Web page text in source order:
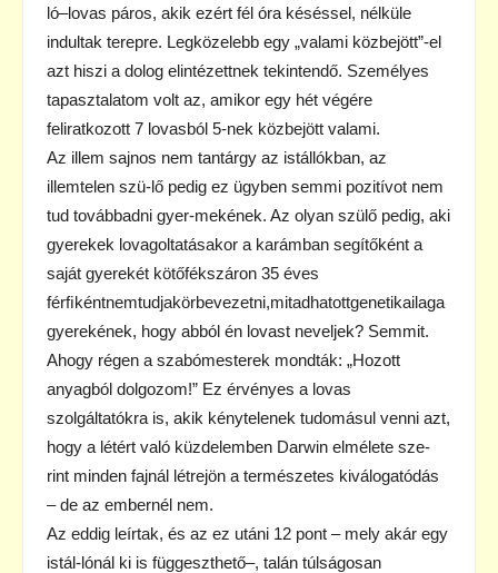
ló–lovas páros, akik ezért fél óra késéssel, nélküle
indultak terepre. Legközelebb egy „valami közbejött”-el
azt hiszi a dolog elintézettnek tekintendő. Személyes
tapasztalatom volt az, amikor egy hét végére
feliratkozott 7 lovasból 5-nek közbejött valami.
Az illem sajnos nem tantárgy az istállókban, az
illemtelen szü-lő pedig ez ügyben semmi pozitívot nem
tud továbbadni gyer-mekének. Az olyan szülő pedig, aki
gyerekek lovagoltatásakor a karámban segítőként a
saját gyerekét kötőfékszáron 35 éves
férﬁkéntnemtudjakörbevezetni,mitadhatottgenetikailaga
gyerekének, hogy abból én lovast neveljek? Semmit.
Ahogy régen a szabómesterek mondták: „Hozott
anyagból dolgozom!” Ez érvényes a lovas
szolgáltatókra is, akik kénytelenek tudomásul venni azt,
hogy a létért való küzdelemben Darwin elmélete sze-
rint minden fajnál létrejön a természetes kiválogatódás
– de az embernél nem.
Az eddig leírtak, és az ez utáni 12 pont – mely akár egy
istál-lónál ki is függeszthető–, talán túlságosan